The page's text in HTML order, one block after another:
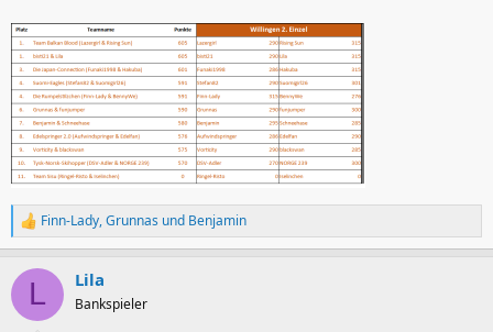
R
e
k
i
Finn-Lady,Grunnas und Benjamin
L Lila
Bankspieler